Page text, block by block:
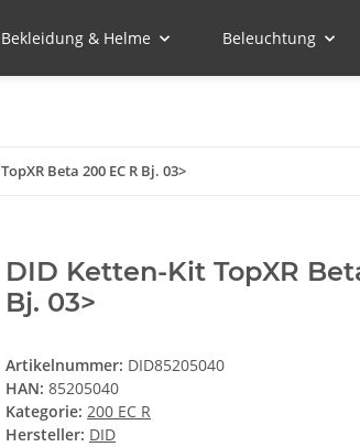
Bekleidung & Helme Beleuchtung
Beta 200 EC R Bj. 03>
DID Ketten-Kit TopXR
Bj. 03>
Artikelnummer: DID85205040
HAN: 85205040
Kategorie: 200 EC R
Hersteller: DID